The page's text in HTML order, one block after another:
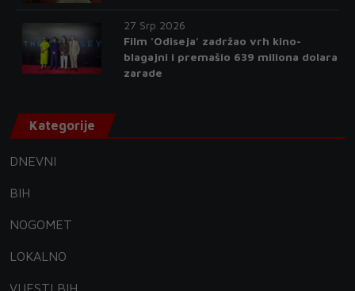
27 Srp 2026
Film 'Odiseja' zadržao vrh kino-
blagajni i premašio 639 miliona dolara
zarade
Kategorije
DNEVNI
BIH
NOGOMET
LOKALNO
VIJESTI BIH